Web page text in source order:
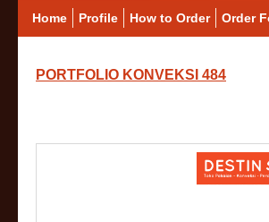
Home Profile How to Order Order
PORTFOLIO KONVEKSI 484